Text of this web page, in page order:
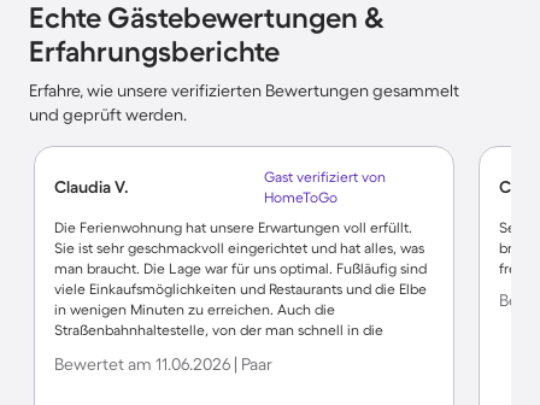
Echte Gästebewertungen &
Erfahrungsberichte
Erfahre, wie unsere verifizierten Bewertungen gesammelt
und geprüft werden.
Claudia V.
Gast verifiziert von
HomeToGo
Die Ferienwohnung hat unsere Erwartungen voll erfüllt.
Sie ist sehr geschmackvoll eingerichtet und hat alles, was
man braucht. Die Lage war für uns optimal. Fußläufig sind
viele Einkaufsmöglichkeiten und Restaurants und die Elbe
in wenigen Minuten zu erreichen. Auch die
Straßenbahnhaltestelle, von der man schnell in die
Allerdings sollte man beachten, dass das Bett nicht ganz
Bewertet am 11.06.2026 | Paar
Sehr